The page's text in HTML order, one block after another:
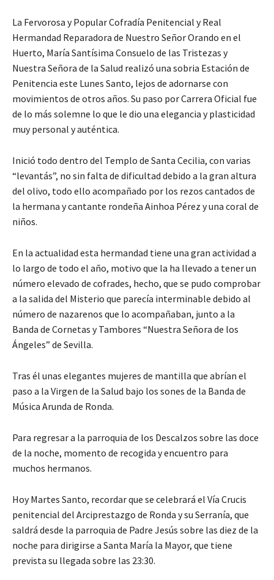
La Fervorosa y Popular Cofradía Penitencial y Real
Hermandad Reparadora de Nuestro Señor Orando en el
Huerto, María Santísima Consuelo de las Tristezas y
Nuestra Señora de la Salud realizó una sobria Estación de
Penitencia este Lunes Santo, lejos de adornarse con
movimientos de otros años. Su paso por Carrera Oficial fue
de lo más solemne lo que le dio una elegancia y plasticidad
muy personal y auténtica.
Inició todo dentro del Templo de Santa Cecilia, con varias
“levantás”, no sin falta de dificultad debido a la gran altura
del olivo, todo ello acompañado por los rezos cantados de
la hermana y cantante rondeña Ainhoa Pérez y una coral de
niños.
En la actualidad esta hermandad tiene una gran actividad a
lo largo de todo el año, motivo que la ha llevado a tener un
número elevado de cofrades, hecho, que se pudo comprobar
a la salida del Misterio que parecía interminable debido al
número de nazarenos que lo acompañaban, junto a la
Banda de Cornetas y Tambores “Nuestra Señora de los
Ángeles” de Sevilla.
Tras él unas elegantes mujeres de mantilla que abrían el
paso a la Virgen de la Salud bajo los sones de la Banda de
Música Arunda de Ronda.
Para regresar a la parroquia de los Descalzos sobre las doce
de la noche, momento de recogida y encuentro para
muchos hermanos.
Hoy Martes Santo, recordar que se celebrará el Vía Crucis
penitencial del Arciprestazgo de Ronda y su Serranía, que
saldrá desde la parroquia de Padre Jesús sobre las diez de la
noche para dirigirse a Santa María la Mayor, que tiene
prevista su llegada sobre las 23:30.